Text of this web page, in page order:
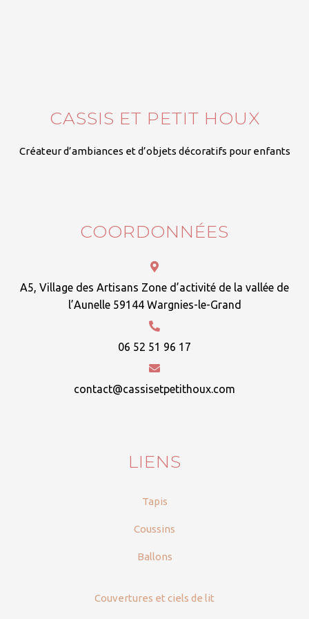
CASSIS ET PETIT HOUX
Créateur d’ambiances et d’objets décoratifs pour enfants
COORDONNÉES
A5, Village des Artisans Zone d’activité de la vallée de
l’Aunelle 59144 Wargnies-le-Grand
06 52 51 96 17
contact@cassisetpetithoux.com
LIENS
Tapis
Coussins
Ballons
Couvertures et ciels de lit